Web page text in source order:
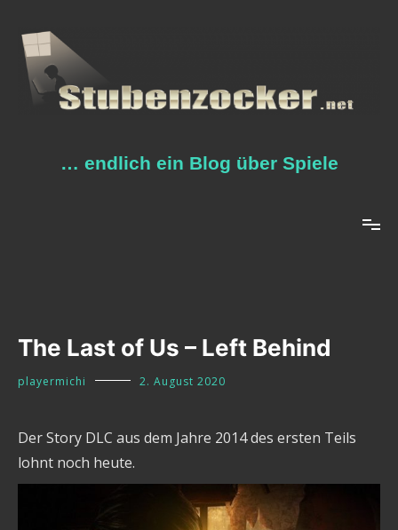
Inhalt
springen
… endlich ein Blog über Spiele
The Last of Us – Left Behind
playermichi 2. August 2020
Der Story DLC aus dem Jahre 2014 des ersten Teils
lohnt noch heute.